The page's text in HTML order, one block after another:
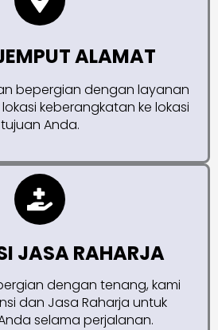
ALAMAT
bepergian dengan layanan
keberangkatan ke lokasi
tujuan Anda.
JASA RAHARJA
dengan tenang, kami
dan Jasa Raharja untuk
selama perjalanan.